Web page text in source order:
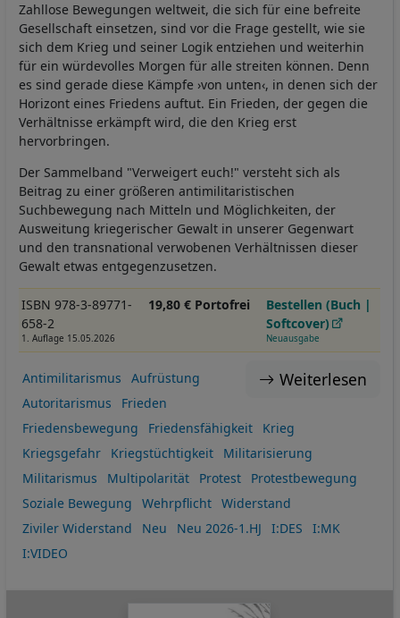
Zahllose Bewegungen weltweit, die sich für eine befreite
Gesellschaft einsetzen, sind vor die Frage gestellt, wie sie
sich dem Krieg und seiner Logik entziehen und weiterhin
für ein würdevolles Morgen für alle streiten können. Denn
es sind gerade diese Kämpfe ›von unten‹, in denen sich der
Horizont eines Friedens auftut. Ein Frieden, der gegen die
Verhältnisse erkämpft wird, die den Krieg erst
hervorbringen.
Der Sammelband "Verweigert euch!" versteht sich als
Beitrag zu einer größeren antimilitaristischen
Suchbewegung nach Mitteln und Möglichkeiten, der
Ausweitung kriegerischer Gewalt in unserer Gegenwart
und den transnational verwobenen Verhältnissen dieser
Gewalt etwas entgegenzusetzen.
ISBN 978-3-89771-
658-2
1. Auflage 15.05.2026
19,80 € Portofrei
Bestellen (Buch |
Softcover)
Neuausgabe
Weiterlesen
Antimilitarismus
Aufrüstung
Autoritarismus
Frieden
Friedensbewegung
Friedensfähigkeit
Krieg
Kriegsgefahr
Kriegstüchtigkeit
Militarisierung
Militarismus
Multipolarität Protest
Protestbewegung
Soziale Bewegung
Wehrpflicht
Widerstand
Ziviler Widerstand
Neu Neu 2026-1.HJ I:DES
I:MK
I:VIDEO